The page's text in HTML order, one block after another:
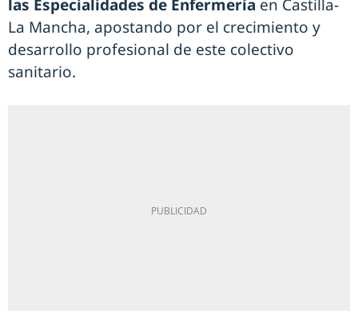
las Especialidades de Enfermería en Castilla-
La Mancha, apostando por el crecimiento y
desarrollo profesional de este colectivo
sanitario.